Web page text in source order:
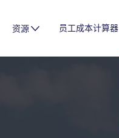
资源 员工成本计算器